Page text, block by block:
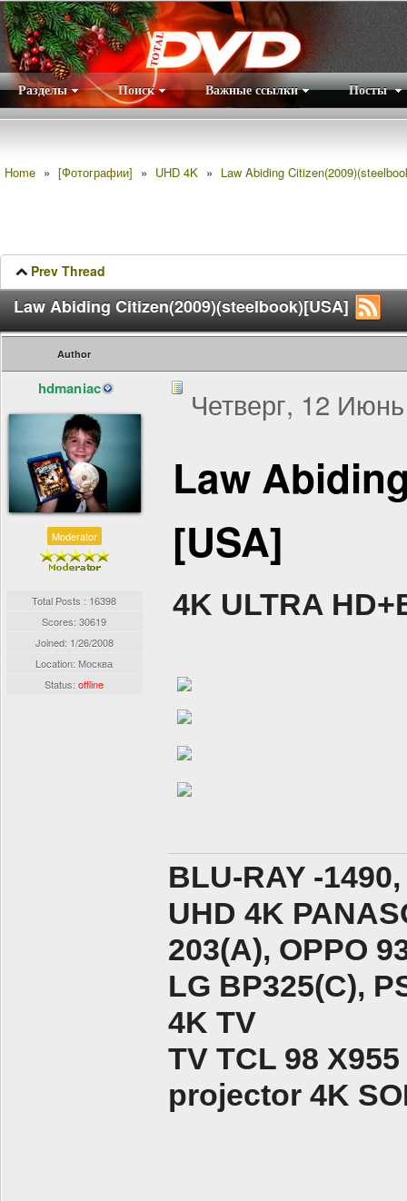
Разделы Поиск Важные ссылки Посты
Home » [Фотографии] » UHD 4K » Law Abiding
Prev Thread
Law Abiding Citizen(2009)(steelbook)[USA]
Author
hdmaniac
Moderator
Total Posts : 16398
Scores: 30619
Joined: 1/26/2008
Location: Москва
Status:offline
Четверг, 12
Law
[USA]
4K ULTRA
BLU-RAY -
UHD 4K
203(A), ОPPO
LG BP325(C),
4K TV
TV TCL 98 X955
projector 4K